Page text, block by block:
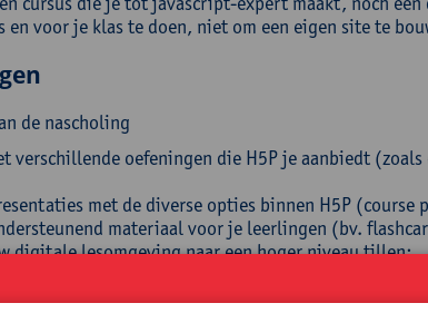
en voor je klas te doen, niet om een eigen site te
de nascholing
verschillende oefeningen die H5P je aanbiedt
met de diverse opties binnen H5P
materiaal voor je leerlingen (bv.
digitale lesomgeving naar een hoger niveau tillen;
probleem aan een oplossing in H5P.